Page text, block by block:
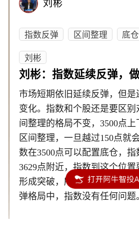
刘彬
指数反弹 区间整理 底
刘彬
刘彬：指数延续反弹，
市场短期依旧延续反弹，但
变化。指数和个股还是要区
间整理的格局不变，3500点
区间整理，一旦越过150点就
数在3500点可以配置底仓，
3629点附近，指数到这个位
形成突破，所以指数现在依
弹格局中，指数没有任何问题